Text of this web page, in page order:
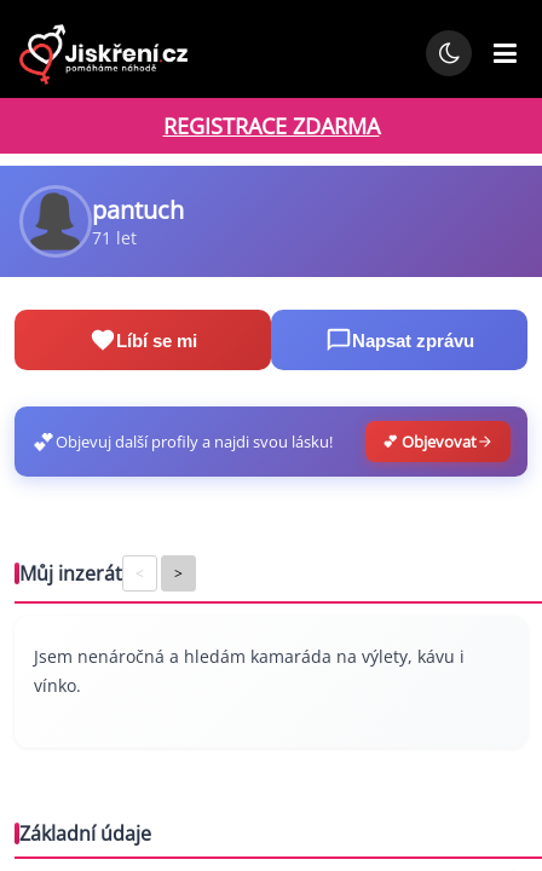
REGISTRACE ZDARMA
pantuch
71 let
Líbí se mi Napsat zprávu
💕Objevuj další profily a najdi svou lásku! 💕 Objevovat
Můj inzerát < >
Jsem nenáročná a hledám kamaráda na výlety, kávu i
vínko.
Základní údaje